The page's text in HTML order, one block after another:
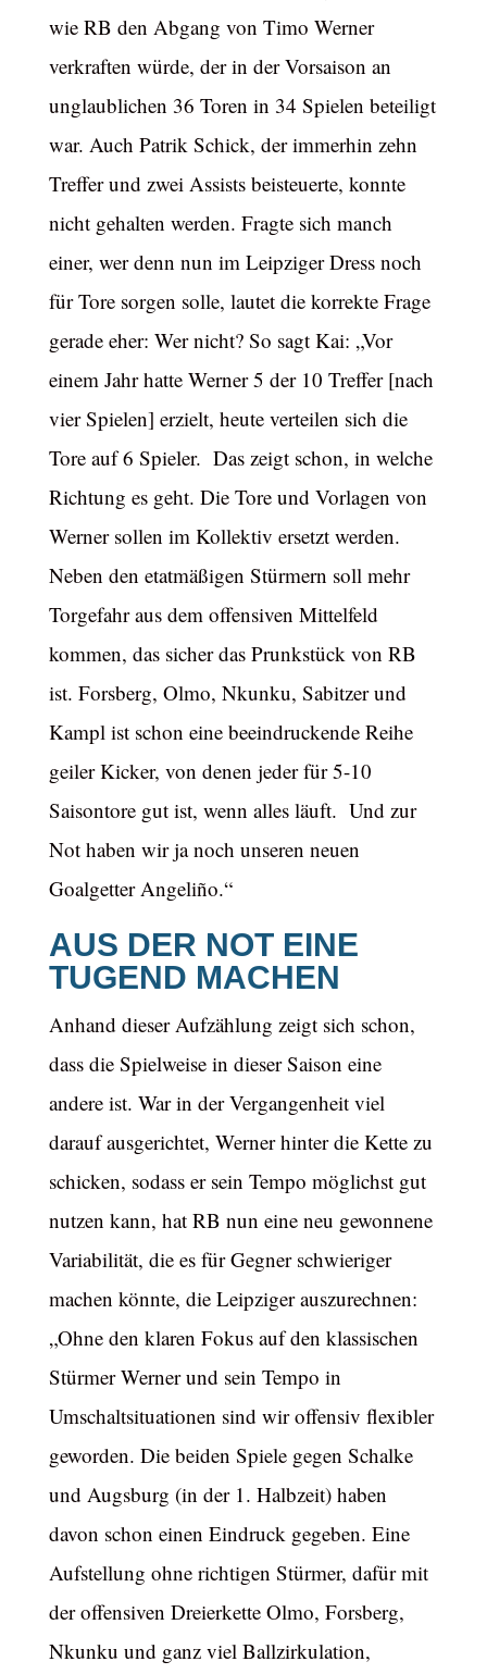
wie RB den Abgang von Timo Werner
verkraften würde, der in der Vorsaison an
unglaublichen 36 Toren in 34 Spielen beteiligt
war. Auch Patrik Schick, der immerhin zehn
Treffer und zwei Assists beisteuerte, konnte
nicht gehalten werden. Fragte sich manch
einer, wer denn nun im Leipziger Dress noch
für Tore sorgen solle, lautet die korrekte Frage
gerade eher: Wer nicht? So sagt Kai: „Vor
einem Jahr hatte Werner 5 der 10 Treffer [nach
vier Spielen] erzielt, heute verteilen sich die
Tore auf 6 Spieler. Das zeigt schon, in welche
Richtung es geht. Die Tore und Vorlagen von
Werner sollen im Kollektiv ersetzt werden.
Neben den etatmäßigen Stürmern soll mehr
Torgefahr aus dem offensiven Mittelfeld
kommen, das sicher das Prunkstück von RB
ist. Forsberg, Olmo, Nkunku, Sabitzer und
Kampl ist schon eine beeindruckende Reihe
geiler Kicker, von denen jeder für 5-10
Saisontore gut ist, wenn alles läuft. Und zur
Not haben wir ja noch unseren neuen
Goalgetter Angeliño.“
AUS DER NOT EINE
TUGEND MACHEN
Anhand dieser Aufzählung zeigt sich schon,
dass die Spielweise in dieser Saison eine
andere ist. War in der Vergangenheit viel
darauf ausgerichtet, Werner hinter die Kette zu
schicken, sodass er sein Tempo möglichst gut
nutzen kann, hat RB nun eine neu gewonnene
Variabilität, die es für Gegner schwieriger
machen könnte, die Leipziger auszurechnen:
„Ohne den klaren Fokus auf den klassischen
Stürmer Werner und sein Tempo in
Umschaltsituationen sind wir offensiv flexibler
geworden. Die beiden Spiele gegen Schalke
und Augsburg (in der 1. Halbzeit) haben
davon schon einen Eindruck gegeben. Eine
Aufstellung ohne richtigen Stürmer, dafür mit
der offensiven Dreierkette Olmo, Forsberg,
Nkunku und ganz viel Ballzirkulation,